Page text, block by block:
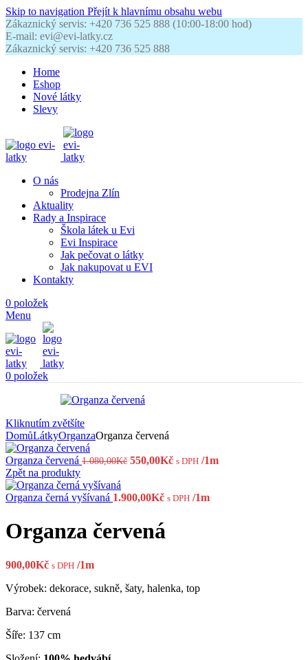
Skip to navigation Přejít k hlavnímu obsahu webu
Zákaznický servis: +420 736 525 888 (10:00-18:00 hod)
E-mail: evi@evi-latky.cz
Zákaznický servis: +420 736 525 888
Home
Eshop
Nové látky
Slevy
O nás
Prodejna Zlín
Aktuality
Rady a Inspirace
Škola látek u Evi
Evi Inspirace
Jak pečovat o látky
Jak nakupovat u EVI
Kontakty
0 položek
Menu
0 položek
Kliknutím zvětšíte
DomůLátkyOrganzaOrganza červená
Organza červená 1.080,00Kč Původní
1.080,00Kč.
550,00KčAktuální
550,00Kč.
s DPH /1m
Zpět na produkty
Organza černá vyšívaná 1.900,00Kč s DPH /1m
Organza červená
900,00Kč s DPH /1m
Výrobek: dekorace, sukně, šaty, halenka, top
Barva: červená
Šíře: 137 cm